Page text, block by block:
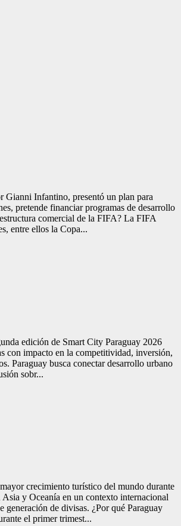
Gianni Infantino, presentó un plan para
pretende financiar programas de desarrollo
comercial de la FIFA? La FIFA
entre ellos la Copa...
edición de Smart City Paraguay 2026
con impacto en la competitividad, inversión,
Paraguay busca conectar desarrollo urbano
sobr...
crecimiento turístico del mundo durante
y Oceanía en un contexto internacional
de divisas. ¿Por qué Paraguay
el primer trimest...